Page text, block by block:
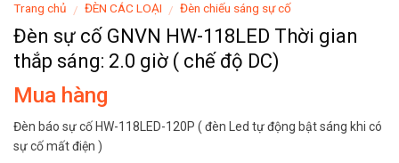
Trang chủ / ĐÈN CÁC LOẠI / Đèn chiếu sáng sự cố
Đèn sự cố GNVN HW-118LED Thời gian
thắp sáng: 2.0 giờ ( chế độ DC)
Mua hàng
Đèn báo sự cố HW-118LED-120P ( đèn Led tự động bật sáng khi có
sự cố mất điện )